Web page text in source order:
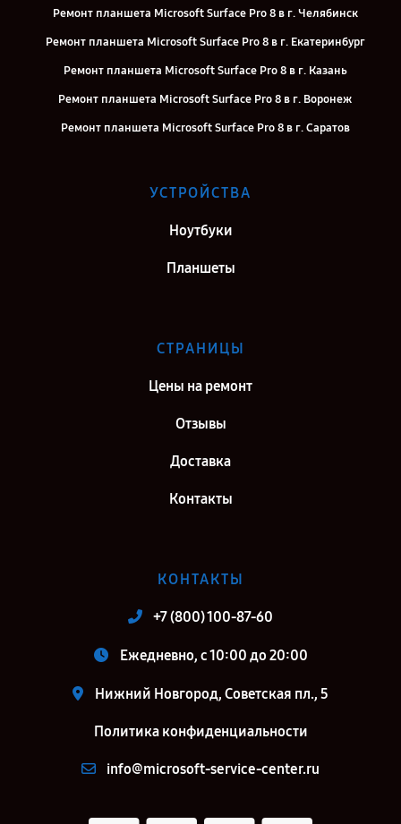
Ремонт планшета Microsoft Surface Pro 8 в г. Челябинск
Ремонт планшета Microsoft Surface Pro 8 в г. Екатеринбург
Ремонт планшета Microsoft Surface Pro 8 в г. Казань
Ремонт планшета Microsoft Surface Pro 8 в г. Воронеж
Ремонт планшета Microsoft Surface Pro 8 в г. Саратов
Ремонт планшета Microsoft Surface Pro 8 в г. Киров
Ремонт планшета Microsoft Surface Pro 8 в г. Санкт-Петербург
УСТРОЙСТВА
Ноутбуки
Планшеты
СТРАНИЦЫ
Цены на ремонт
Отзывы
Доставка
Контакты
КОНТАКТЫ
+7 (800) 100-87-60
Ежедневно, с 10:00 до 20:00
Нижний Новгород, Советская пл., 5
Политика конфиденциальности
info@microsoft-service-center.ru